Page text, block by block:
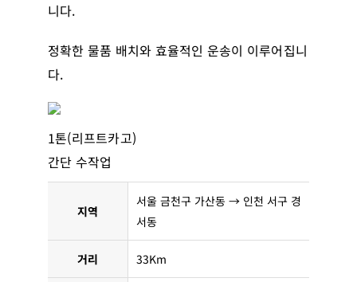
니다.
정확한 물품 배치와 효율적인 운송이 이루어집니
다.
1톤(리프트카고)
간단 수작업
지역
서울 금천구 가산동 → 인천 서구 경
서동
거리 33Km